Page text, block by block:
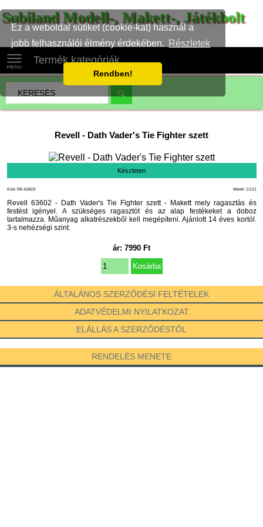
Ez a weboldal sütiket (cookie-kat) használ a
jobb felhasználói élmény érdekében.
Részletek
Rendben!
Subiland Modell-, Makett-, Játékbolt
Termék kategóriák
Revell - Dath Vader's Tie Fighter szett
Készleten
Méret: 1/121
Kód: RE-63602
Revell 63602 - Dath Vader's Tie Fighter szett - Makett mely ragasztás és
festést igényel. A szükséges ragasztót és az alap festékeket a doboz
tartalmazza. Műanyag alkatrészekből kell megépíteni. Ajánlott 14 éves kortól.
3-s nehézségi szint.
ár: 7990 Ft
ÁLTALÁNOS SZERZŐDÉSI FELTÉTELEK
ADATVÉDELMI NYILATKOZAT
ELÁLLÁS A SZERZŐDÉSTŐL
RENDELÉS MENETE